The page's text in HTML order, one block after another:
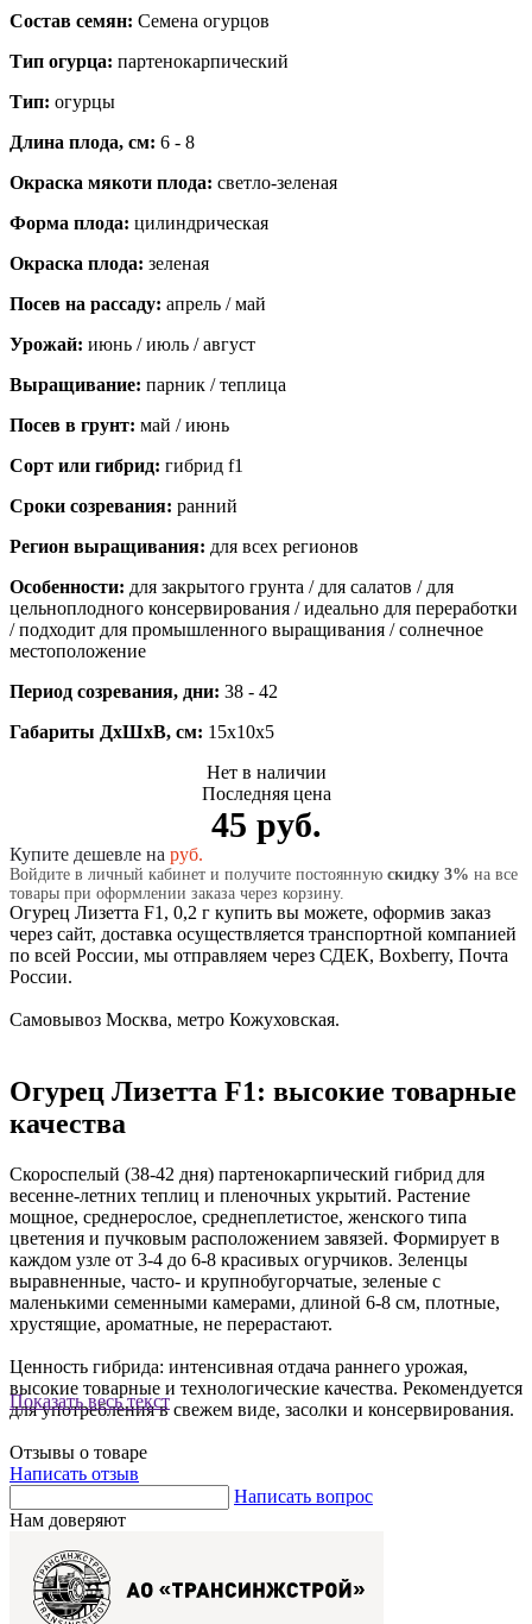
Состав семян: Семена огурцов
Тип огурца: партенокарпический
Тип: огурцы
Длина плода, см: 6 - 8
Окраска мякоти плода: светло-зеленая
Форма плода: цилиндрическая
Окраска плода: зеленая
Посев на рассаду: апрель / май
Урожай: июнь / июль / август
Выращивание: парник / теплица
Посев в грунт: май / июнь
Сорт или гибрид: гибрид f1
Сроки созревания: ранний
Регион выращивания: для всех регионов
Особенности: для закрытого грунта / для салатов / для
цельноплодного консервирования / идеально для переработки
/ подходит для промышленного выращивания / солнечное
местоположение
Период созревания, дни: 38 - 42
Габариты ДхШхВ, см: 15x10x5
Нет в наличии
Последняя цена
45 руб.
Купите дешевле на руб.
Войдите в личный кабинет и получите постоянную скидку 3% на все
товары при оформлении заказа через корзину.
Огурец Лизетта F1, 0,2 г купить вы можете, оформив заказ
через сайт, доставка осуществляется транспортной компанией
по всей России, мы отправляем через СДЕК, Boxberry, Почта
России.
Показать весь текст
Самовывоз Москва, метро Кожуховская.
Огурец Лизетта F1: высокие товарные
качества
Скороспелый (38-42 дня) партенокарпический гибрид для
весенне-летних теплиц и пленочных укрытий. Растение
мощное, среднерослое, среднеплетистое, женского типа
цветения и пучковым расположением завязей. Формирует в
каждом узле от 3-4 до 6-8 красивых огурчиков. Зеленцы
выравненные, часто- и крупнобугорчатые, зеленые с
маленькими семенными камерами, длиной 6-8 см, плотные,
хрустящие, ароматные, не перерастают.
Ценность гибрида: интенсивная отдача раннего урожая,
высокие товарные и технологические качества. Рекомендуется
для употребления в свежем виде, засолки и консервирования.
Отзывы о товаре
Написать отзыв
Написать вопрос
Нам доверяют